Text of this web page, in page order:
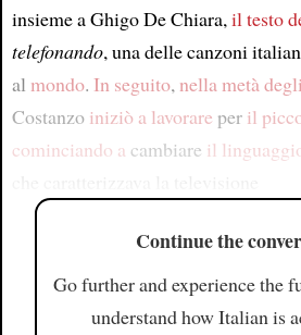
insieme a Ghigo De Chiara,il testo
telefonando, una delle canzoni
al mondo. In seguito,nella metà
Costanzo iniziò a lavorare per il
cominciando a cambiare il
Continue the
Go further and experience the
understand how Italian is